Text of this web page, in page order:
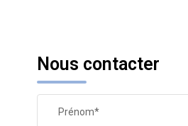
Nous contacter
Prénom*